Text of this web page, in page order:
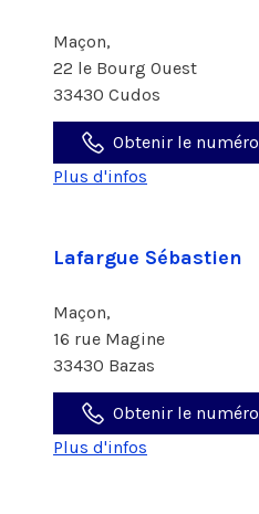
Maçon,
22 le Bourg Ouest
33430 Cudos
Obtenir le numéro
Plus d'infos
Lafargue Sébastien
Maçon,
16 rue Magine
33430 Bazas
Obtenir le numéro
Plus d'infos